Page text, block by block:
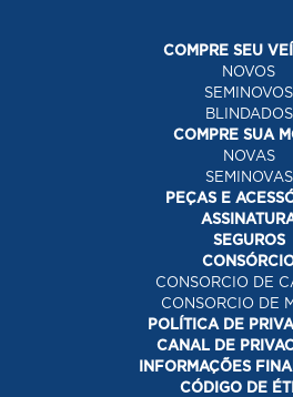
COMPRE SEU
NOVOS
SEMINOVOS
BLINDADOS
COMPRE SUA
NOVAS
SEMINOVAS
PEÇAS E
SEGUROS
CONSORCIO DE
CONSORCIO DE
POLÍTICA DE
CANAL DE
INFORMAÇÕES
CÓDIGO DE